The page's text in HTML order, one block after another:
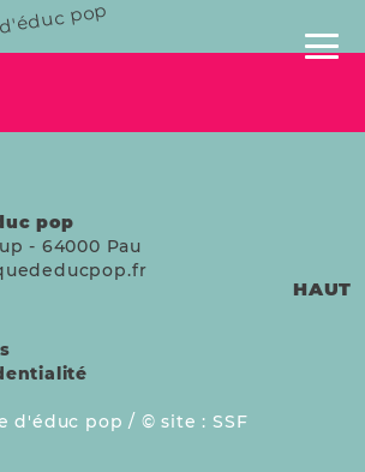
pop
pop
- 64000 Pau
d'éduc pop / site :SSF
HAUT